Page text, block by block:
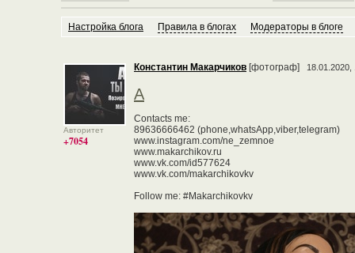
Настройка блога Правила в блогах Модераторы в блоге
Авторитет
+7054
Константин Макарчиков [фотограф] 18.01.2020,
А
Contacts me:
89636666462 (phone,whatsApp,viber,telegram)
www.instagram.com/ne_zemnoe
www.makarchikov.ru
www.vk.com/id577624
www.vk.com/makarchikovkv
Follow me: #Makarchikovkv